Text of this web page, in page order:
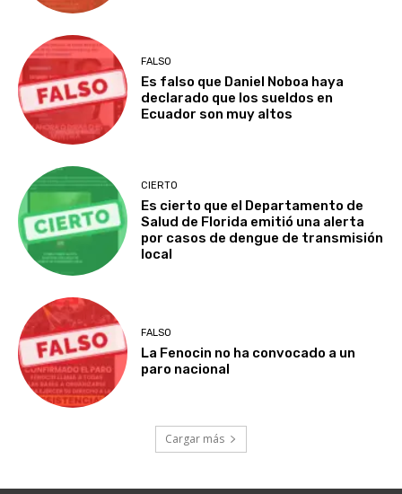
FALSO
Es falso que Daniel Noboa haya
declarado que los sueldos en
Ecuador son muy altos
CIERTO
Es cierto que el Departamento de
Salud de Florida emitió una alerta
por casos de dengue de transmisión
local
FALSO
La Fenocin no ha convocado a un
paro nacional
Cargar más